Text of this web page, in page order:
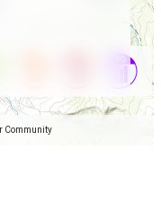
Community